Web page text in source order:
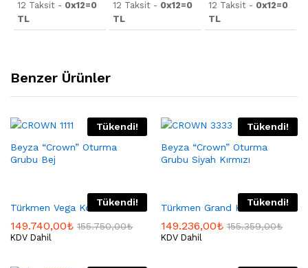
12 Taksit - 0x12=0
TL
12 Taksit - 0x12=0
TL
12 Taksit - 0x12=0
TL
Benzer Ürünler
Tükendi!
Beyza “Crown” Oturma
Grubu Bej
Tükendi!
Beyza “Crown” Oturma
Grubu Siyah Kırmızı
Tükendi!
Türkmen Vega Koltuk Takımı
149.740,00₺ 155.750,00₺
KDV Dahil
Tükendi!
Türkmen Grand Koltuk Takımı
149.236,00₺ 155.359,00₺
KDV Dahil